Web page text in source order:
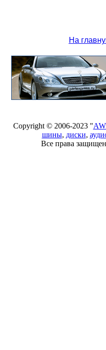
На
Copyright © 2006-2023 "
шины, диски,
Все права